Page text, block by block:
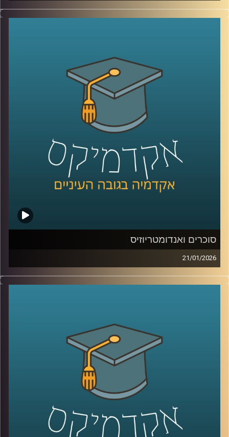
מאז הפעם האחרונה שדיברנו עם ד׳׳ר מאיר ג׳בדנפר, איראן
חווה טלטלה עמוקה, מחאה מתמשכת, דיכוי אלים שבו נהרגו
בפרק הזה ננסה להבין מה באמת קורה בתוך איראן היום, איך
נראית המחאה מבפנים, עד כמה המשטר מרגיש מאוים, ואיך כל
זה מתחבר גם לאזור, לישראל, ולמה שאנחנו רואים בכותרות.
אז כדי לדבר על כל זה, שב אלינו ד׳׳ר מאיר ג׳בדנפר, מומחה
לפוליטיקה עכשווית של איראן בבית הספר לאודר לממשל,
דיפלומטיה ואסטרטגיה באוניברסיטת רייכמן
קרדיט תמונות:
AudioVersity
סוכרים ואנדומטריוזיס
21/01/2026
כשאנחנו חושבים על מחלות קשות כמו סרטן, אנחנו בדרך
כלל מדמיינים מוטציות, גנים ואולי גם כימותרפיה. אבל יש
שמצליח להתחמק. זו שכבת הסוכרים, שרשראות זעירות
שעוטפות את התאים שלנו, כמו סוג של “תעודת זהות”
ביולוגית. כשהתעודה הזו משתנה, זה יכול להופיע בסרטן, אבל
זה יכול להופיע גם במחלות אחרות, למשל אנדומטריוזיס, מחלה
נפוצה וכואבת שלפעמים לוקח שנים עד שמקבלים עליה
אבחנה. והשאלה המרתקת היא האם אפשר לקחת את השינויים
האלה על פני התא ולהפוך אותם לשפה חדשה של רפואה, גם
לאבחון מוקדם יותר וגם לטיפול מדויק יותר.
היום בפרק אנחנו נכנסים לעולם הזה, עולם הגליקוביולוגיה
התרגומית, ונשאל איך הופכים שינוי קטן על פני תא לכלי